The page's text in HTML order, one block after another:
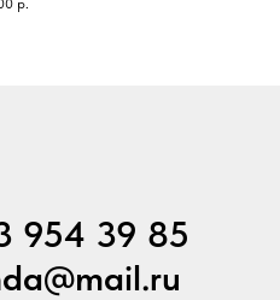
954 39 85